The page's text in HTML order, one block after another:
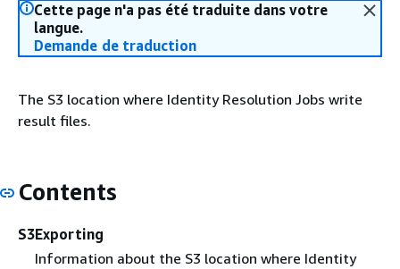
Cette page n'a pas été traduite dans votre
langue.
Demande de traduction
The S3 location where Identity Resolution Jobs write
result files.
Contents
S3Exporting
Information about the S3 location where Identity